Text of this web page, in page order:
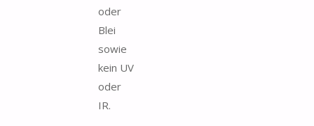
oder
Blei
sowie
kein UV
oder
IR.